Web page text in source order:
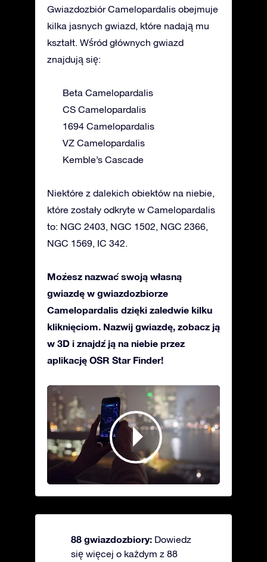
Gwiazdozbiór Camelopardalis obejmuje
kilka jasnych gwiazd, które nadają mu
kształt. Wśród głównych gwiazd
znajdują się:
Beta Camelopardalis
CS Camelopardalis
1694 Camelopardalis
VZ Camelopardalis
Kemble’s Cascade
Niektóre z dalekich obiektów na niebie,
które zostały odkryte w Camelopardalis
to: NGC 2403, NGC 1502, NGC 2366,
NGC 1569, IC 342.
Możesz nazwać swoją własną
gwiazdę w gwiazdozbiorze
Camelopardalis dzięki zaledwie kilku
kliknięciom. Nazwij gwiazdę, zobacz ją
w 3D i znajdź ją na niebie przez
aplikację OSR Star Finder!
88 gwiazdozbiory: Dowiedz
się więcej o każdym z 88